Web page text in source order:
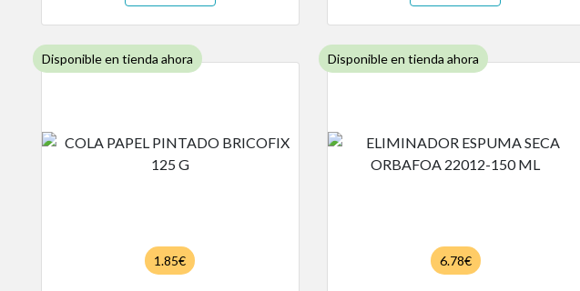
Disponible en tienda ahora
1.85€
Disponible en tienda ahora
6.78€